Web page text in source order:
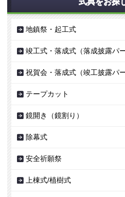
地鎮祭・起工式
竣工式・落成式（落成披露パ
祝賀会・落成式（竣工披露パ
テープカット
鏡開き（鏡割り）
除幕式
安全祈願祭
上棟式/植樹式